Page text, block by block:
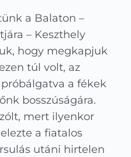
a Balaton –
– Keszthely
hogy megkapjuk
túl volt, az
a fékek
bosszúságára.
mert ilyenkor
a fiatalos
utáni hirtelen